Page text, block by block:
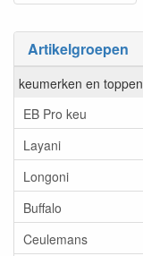
Artikelgroepen
keumerken en toppen
EB Pro keu
Layani
Longoni
Buffalo
Ceulemans